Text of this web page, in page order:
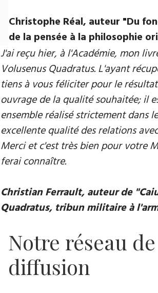
Christophe Réal, auteur ​"Du
de la pensée à la philosophie
J'ai reçu hier, à l'Académie, mon
Volusenus Quadratus. L'ayant
tiens à vous féliciter pour le
ouvrage de la qualité souhaitée; il
ensemble réalisé strictement dans
excellente qualité des relations
Merci et c'est très bien pour votre
ferai connaître.
Christian Ferrault, auteur de
Quadratus, tribun militaire à
Notre réseau de
diffusion